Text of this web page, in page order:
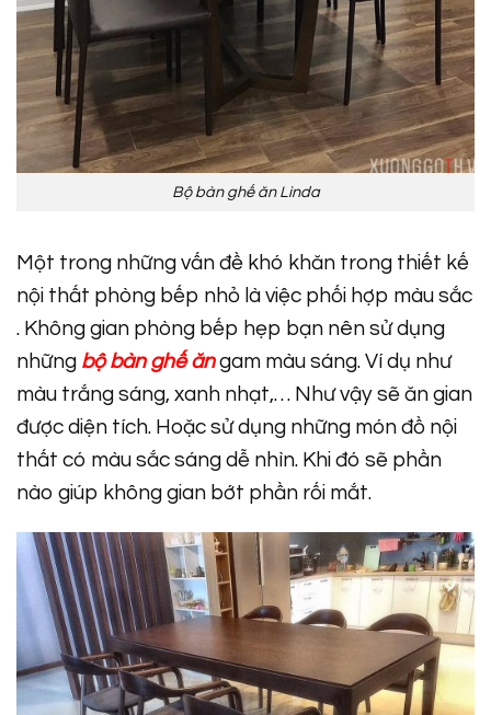
Bộ bàn ghế ăn Linda
Một trong những vấn đề khó khăn trong thiết kế
nội thất phòng bếp nhỏ là việc phối hợp màu sắc
. Không gian phòng bếp hẹp bạn nên sử dụng
những bộ bàn ghế ăngam màu sáng. Ví dụ như
màu trắng sáng, xanh nhạt,… Như vậy sẽ ăn gian
được diện tích. Hoặc sử dụng những món đồ nội
thất có màu sắc sáng dễ nhìn. Khi đó sẽ phần
nào giúp không gian bớt phần rối mắt.